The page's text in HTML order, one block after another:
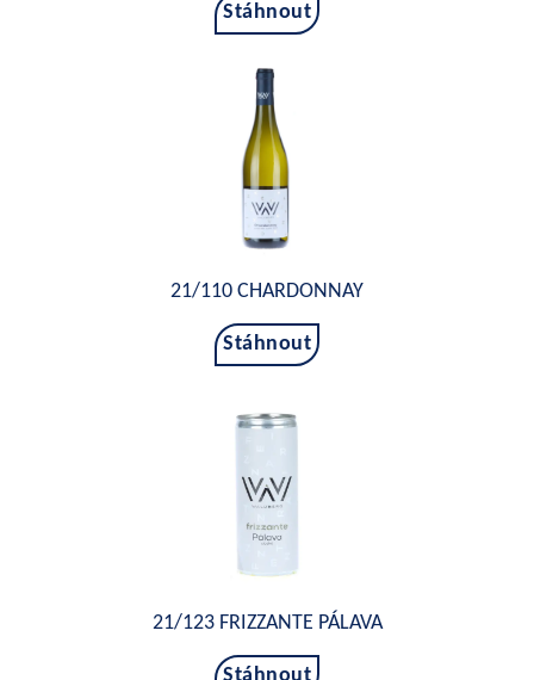
Stáhnout
21/110 CHARDONNAY
Stáhnout
21/123 FRIZZANTE PÁLAVA